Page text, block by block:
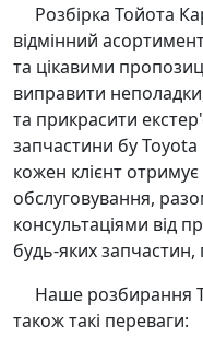
Розбірка Тойота
відмінний
та цікавими
виправити
та прикрасити
запчастини бу
кожен клієнт отримує
обслуговування,
консультаціями від
будь-яких запчастин,
Наше розбирання
також такі переваги: